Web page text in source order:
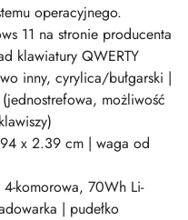
operacyjnego.
11 na stronie producenta
klawiatury QWERTY
inny, cyrylica/bułgarski |
możliwość
x 2.39 cm | waga od
4-komorowa, 70Wh Li-
| pudełko